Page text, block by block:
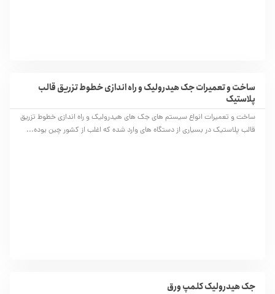
ساخت و تعمیرات جک هیدرولیک و راه اندازی خطوط تزریق قالب
پلاستیک
ساخت و تعمیرات انواع سیستم های جک های هیدرولیک و راه اندازی خطوط تزریق
قالب پلاستیک در بسیاری از دستگاه های وارد شده که اغلب از کشور چین بوده...
جک هیدرولیک کلمپ ورق